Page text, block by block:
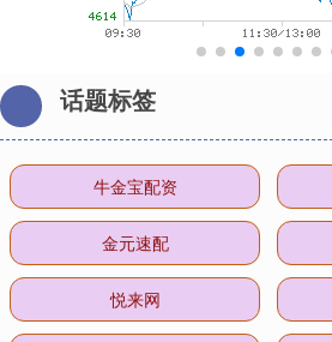
话题标签
牛金宝配资
金元速配
悦来网